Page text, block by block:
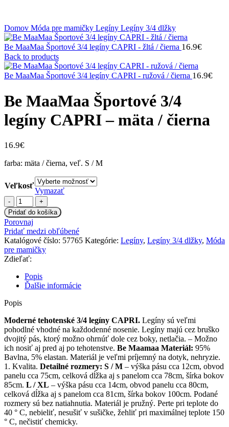
Domov Móda pre mamičky Legíny Legíny 3/4 dlžky
Be MaaMaa Športové 3/4 legíny CAPRI - žltá / čierna 16.9€
Back to products
Be MaaMaa Športové 3/4 legíny CAPRI - ružová / čierna 16.9€
Be MaaMaa Športové 3/4
legíny CAPRI – mäta / čierna
16.9€
farba: mäta / čierna, veľ. S / M
Veľkosť
Vymazať
množstvo
Be
MaaMaa
Športové
3/4
legíny
CAPRI
-
mäta
/
čierna
Pridať do košíka
Porovnaj
Pridať medzi obľúbené
Katalógové číslo: 57765 Kategórie: Legíny, Legíny 3/4 dlžky, Móda
pre mamičky
Zdieľať:
Popis
Ďalšie informácie
Popis
Moderné tehotenské 3/4 legíny CAPRI. Legíny sú veľmi
pohodlné vhodné na každodenné nosenie. Legíny majú cez bruško
dvojitý pás, ktorý možno ohrnúť dole cez boky, netlačia. – Možno
ich nosiť aj pred aj po tehotenstve. Be Maamaa Materiál: 95%
Bavlna, 5% elastan. Materiál je veľmi príjemný na dotyk, nehryzie.
1. Kvalita. Detailné rozmery: S / M – výška pásu cca 12cm, obvod
panelu cca 75cm, celková dĺžka aj s panelom cca 78cm, šírka bokov
85cm. L / XL – výška pásu cca 14cm, obvod panelu cca 80cm,
celková dĺžka aj s panelom cca 81cm, šírka bokov 100cm. Podané
rozmery sú bez natiahnutia. Materiál je pružný. Perte pri teplote do
40 ° C, nebieliť, nesušiť v sušičke, žehliť pri maximálnej teplote 150
° C, nečistiť chemicky.